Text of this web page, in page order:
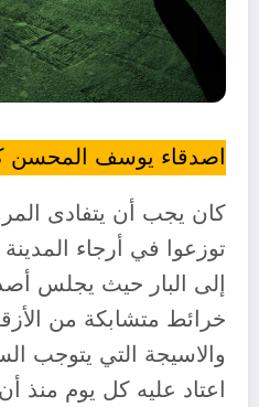
اصدقاء يوسف المحسن
كان يجب أن يتفادى
توزعوا في أرجاء
إلى البار حيث يجلس
خرائط متشابكة من
والاسيجة التي يتوجب
اعتاد عليه كل يوم